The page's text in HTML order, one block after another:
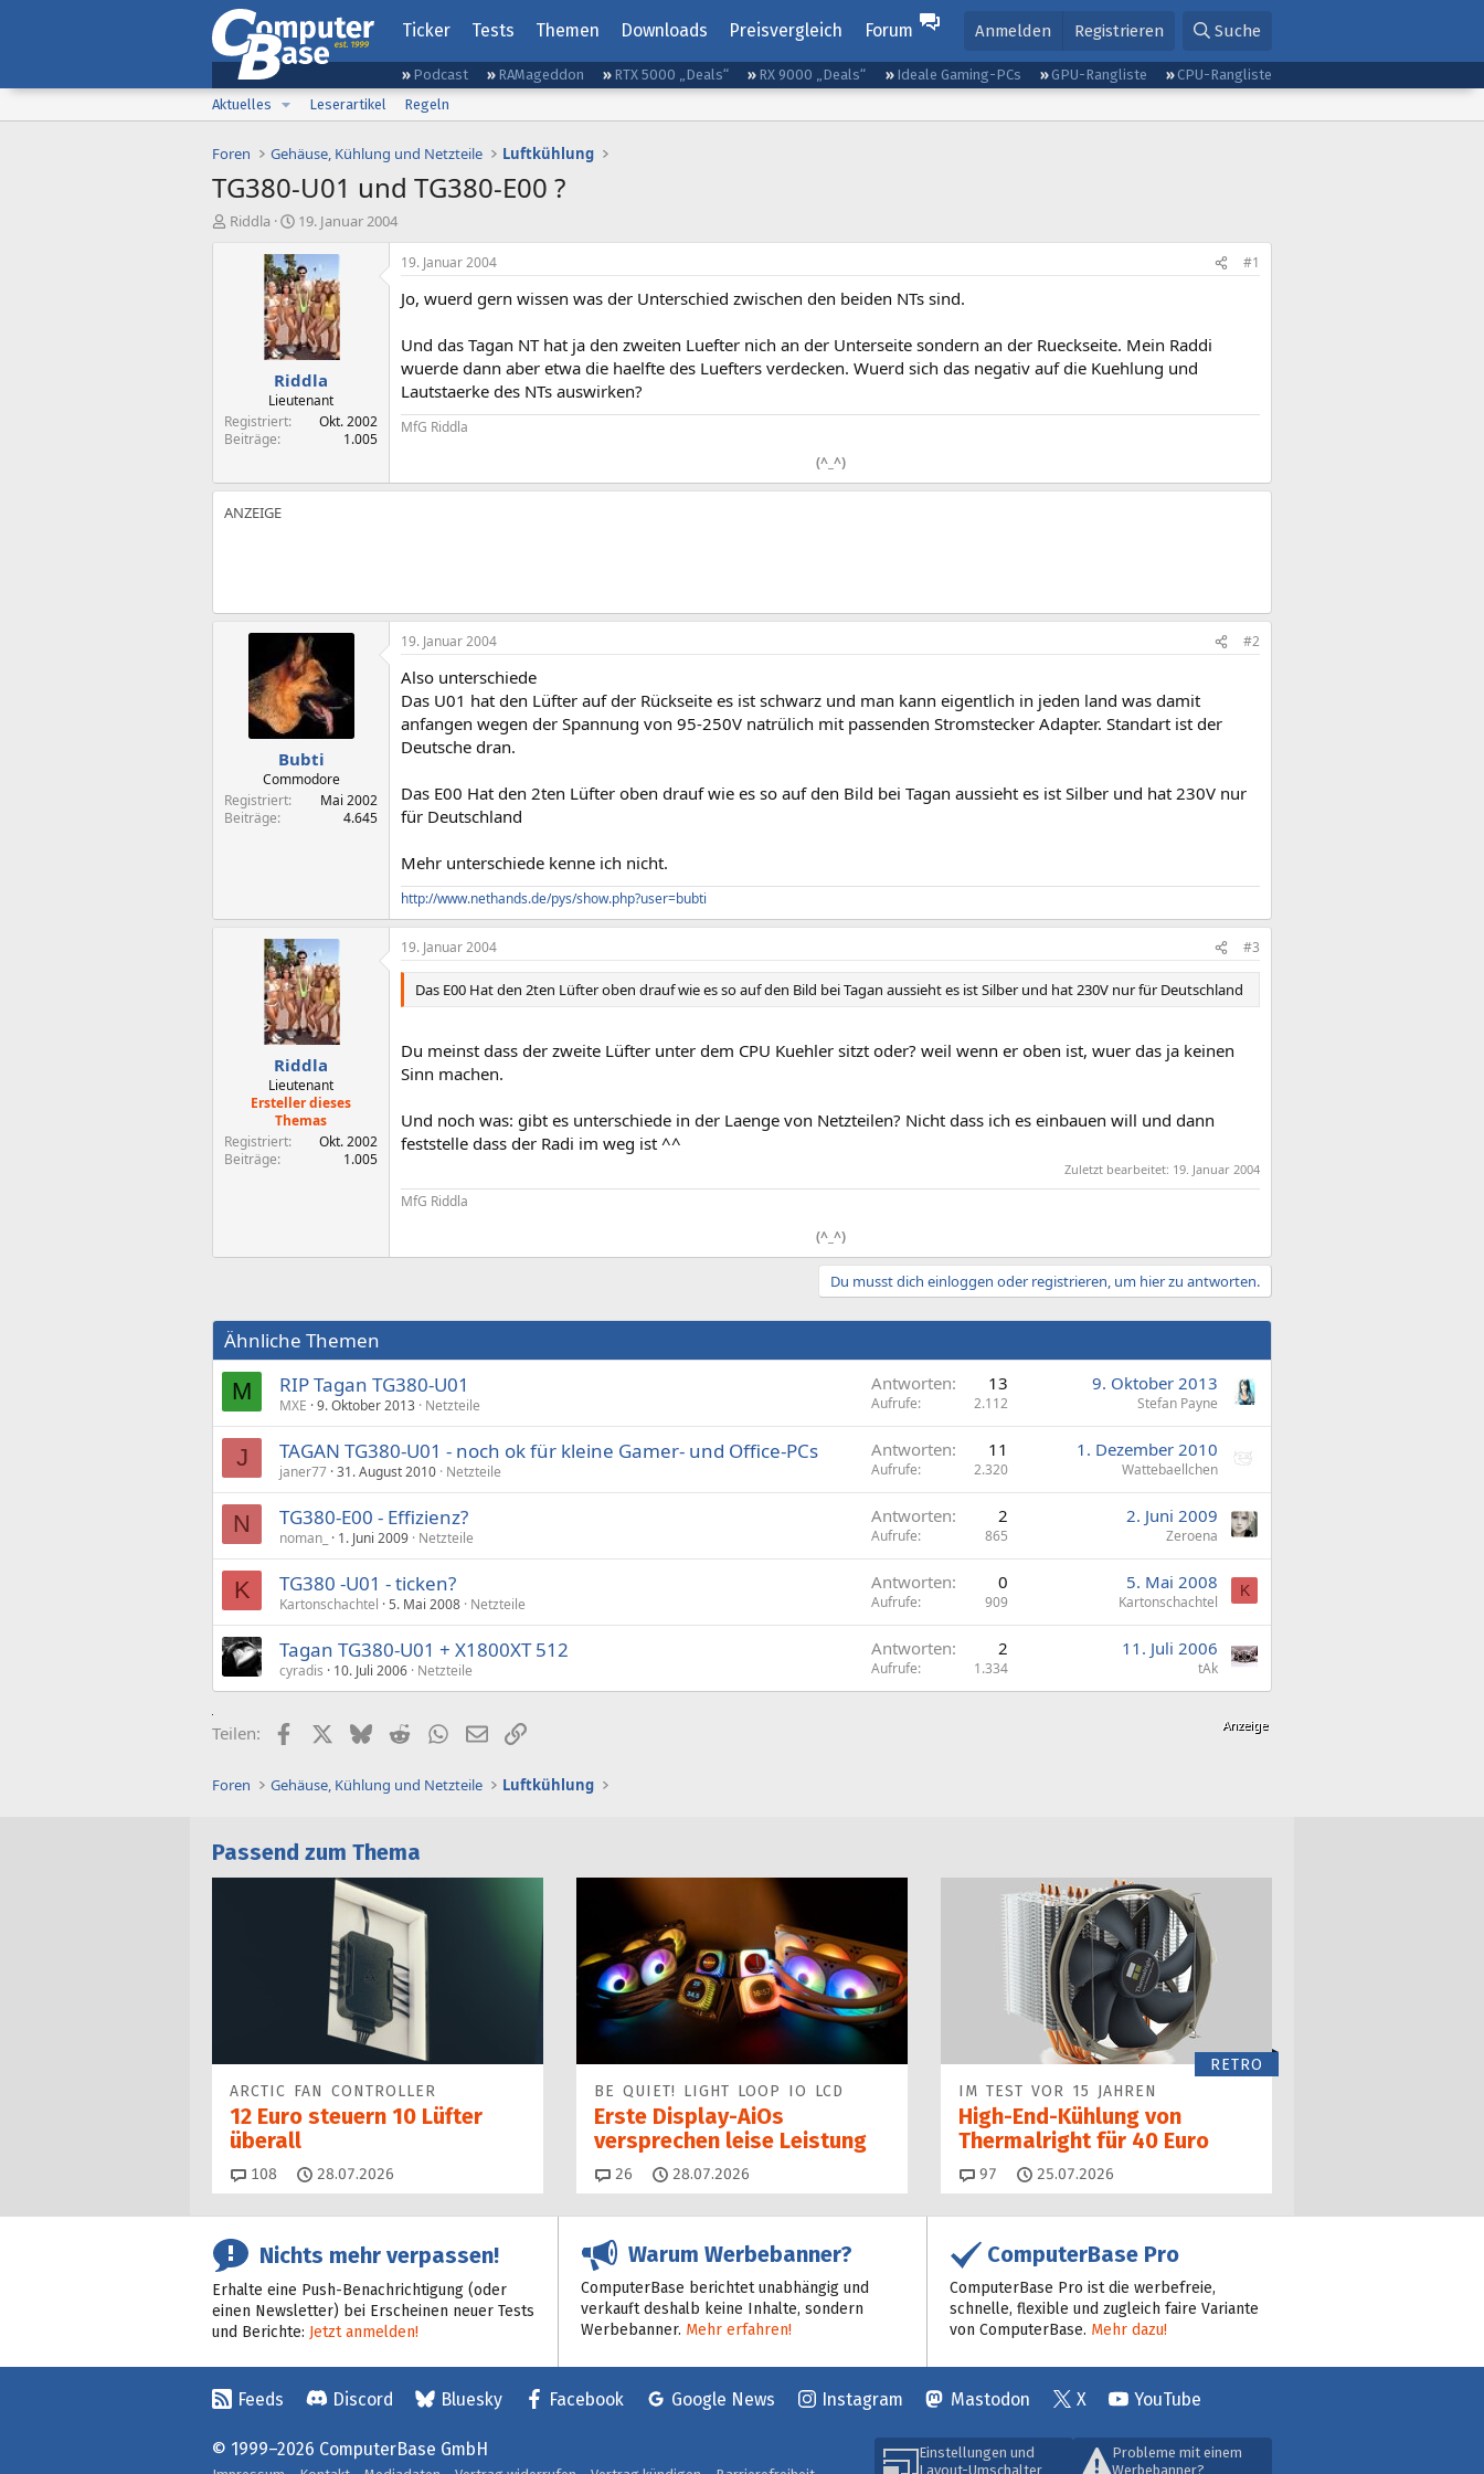
Ticker Tests Themen Downloads Preisvergleich Forum Anmelden Registrieren Suche
Podcast RAMageddon RTX 5000 „Deals“ RX 9000 „Deals“ Ideale Gaming-PCs GPU-Rangliste
CPU-Rangliste
Aktuelles
Leserartikel Regeln
Foren Gehäuse, Kühlung und Netzteile Luftkühlung
TG380-U01 und TG380-E00 ?
E
Riddla
E
s
t
e
l
l
t
a
m
19. Januar 2004
Riddla
Lieutenant
Registriert
Okt. 2002
Beiträge
1.005
19. Januar 2004 #1
Jo, wuerd gern wissen was der Unterschied zwischen den beiden NTs sind.
Und das Tagan NT hat ja den zweiten Luefter nich an der Unterseite sondern an der Rueckseite. Mein Raddi
wuerde dann aber etwa die haelfte des Luefters verdecken. Wuerd sich das negativ auf die Kuehlung und
Lautstaerke des NTs auswirken?
MfG Riddla
(^_^)
Bubti
Commodore
Registriert
Mai 2002
Beiträge
4.645
19. Januar 2004 #2
Also unterschiede
Das U01 hat den Lüfter auf der Rückseite es ist schwarz und man kann eigentlich in jeden land was damit
anfangen wegen der Spannung von 95-250V natrülich mit passenden Stromstecker Adapter. Standart ist der
Deutsche dran.
Das E00 Hat den 2ten Lüfter oben drauf wie es so auf den Bild bei Tagan aussieht es ist Silber und hat 230V nur
für Deutschland
Mehr unterschiede kenne ich nicht.
http://www.nethands.de/pys/show.php?user=bubti
Riddla
Lieutenant
Ersteller dieses
Themas
Registriert
Okt. 2002
Beiträge
1.005
19. Januar 2004 #3
Das E00 Hat den 2ten Lüfter oben drauf wie es so auf den Bild bei Tagan aussieht es ist Silber und hat 230V nur für Deutschland
Du meinst dass der zweite Lüfter unter dem CPU Kuehler sitzt oder? weil wenn er oben ist, wuer das ja keinen
Sinn machen.
Und noch was: gibt es unterschiede in der Laenge von Netzteilen? Nicht dass ich es einbauen will und dann
feststelle dass der Radi im weg ist ^^
Zuletzt bearbeitet: 19. Januar 2004
MfG Riddla
(^_^)
Du musst dich einloggen oder registrieren, um hier zu antworten.
Ähnliche Themen
M RIP Tagan TG380-U01
MXE 9. Oktober 2013 Netzteile
Antworten 13
Aufrufe 2.112
9. Oktober 2013
Stefan Payne
J TAGAN TG380-U01 - noch ok für kleine Gamer- und Office-PCs
janer77 31. August 2010 Netzteile
Antworten 11
Aufrufe 2.320
1. Dezember 2010
Wattebaellchen
N TG380-E00 - Effizienz?
noman_ 1. Juni 2009 Netzteile
Antworten 2
Aufrufe 865
2. Juni 2009
Zeroena
K TG380 -U01 - ticken?
Kartonschachtel 5. Mai 2008 Netzteile
Antworten 0
Aufrufe 909
5. Mai 2008
Kartonschachtel
K
Tagan TG380-U01 + X1800XT 512
cyradis 10. Juli 2006 Netzteile
Antworten 2
Aufrufe 1.334
11. Juli 2006
tAk
Teilen: FacebookX (Twitter)
BlueskyRedditWhatsApp
E-MailLink
Foren Gehäuse, Kühlung und Netzteile Luftkühlung
Passend zum Thema
ARCTIC FAN CONTROLLER
12 Euro steuern 10 Lüfter
überall
108 Kommentare
28.07.2026
BE QUIET! LIGHT LOOP IO LCD
Erste Display-AiOs
versprechen leise Leistung
26 Kommentare
28.07.2026
RETRO
IM TEST VOR 15 JAHREN
High-End-Kühlung von
Thermalright für 40 Euro
97 Kommentare
25.07.2026
Nichts mehr verpassen!
Erhalte eine Push-Benachrichtigung (oder
einen Newsletter) bei Erscheinen neuer Tests
und Berichte: Jetzt anmelden!
Warum Werbebanner?
ComputerBase berichtet unabhängig und
verkauft deshalb keine Inhalte, sondern
Werbebanner. Mehr erfahren!
ComputerBase Pro
ComputerBase Pro ist die werbefreie,
schnelle, flexible und zugleich faire Variante
von ComputerBase. Mehr dazu!
Feeds Discord Bluesky Facebook Google News Instagram Mastodon X YouTube
Einstellungen und
Layout-Umschalter
Probleme mit einem
Werbebanner?
© 1999–2026 ComputerBase GmbH